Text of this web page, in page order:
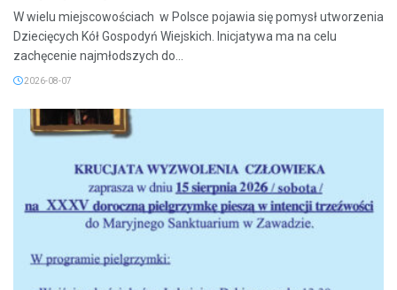
W wielu miejscowościach w Polsce pojawia się pomysł utworzenia
Dziecięcych Kół Gospodyń Wiejskich. Inicjatywa ma na celu
zachęcenie najmłodszych do...
2026-08-07